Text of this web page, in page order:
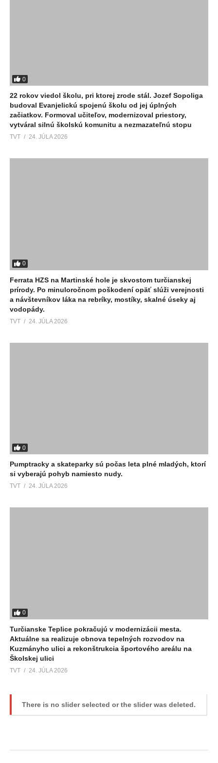
0
22 rokov viedol školu, pri ktorej zrode stál. Jozef Sopoliga
budoval Evanjelickú spojenú školu od jej úplných
začiatkov. Formoval učiteľov, modernizoval priestory,
vytváral silnú školskú komunitu a nezmazateľnú stopu
TVT 24. JÚLA 2026
0
Ferrata HZS na Martinské hole je skvostom turčianskej
prírody. Po minuloročnom poškodení opäť slúži verejnosti
a návštevníkov láka na rebríky, mostíky, skalné úseky aj
vodopády.
TVT 24. JÚLA 2026
0
Pumptracky a skateparky sú počas leta plné mladých, ktorí
si vyberajú pohyb namiesto nudy.
TVT 24. JÚLA 2026
0
Turčianske Teplice pokračujú v modernizácii mesta.
Aktuálne sa realizuje obnova tepelných rozvodov na
Kuzmányho ulici a rekonštrukcia športového areálu na
Školskej ulici
TVT 24. JÚLA 2026
There is no slider selected or the slider was deleted.